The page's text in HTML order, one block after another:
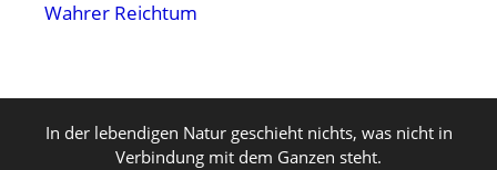
Wahrer Reichtum
In der lebendigen Natur geschieht nichts, was nicht in
Verbindung mit dem Ganzen steht.